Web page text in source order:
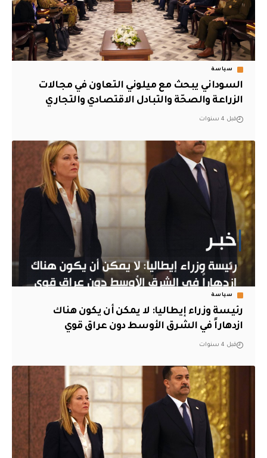
سياسة
السوداني يبحث مع ميلوني التعاون في مجالات
الزراعة والصحّة والتبادل الاقتصادي والتجاري
قبل 4 سنوات
سياسة
رئيسة وزراء إيطاليا: لا يمكن أن يكون هناك
ازدهاراً في الشرق الأوسط دون عراق قوي
قبل 4 سنوات